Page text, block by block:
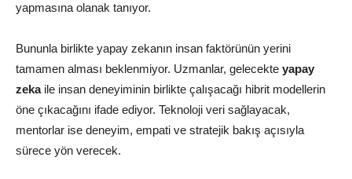
yapmasına olanak tanıyor.
Bununla birlikte yapay zekanın insan faktörünün yerini
tamamen alması beklenmiyor. Uzmanlar, gelecekte yapay
zekaile insan deneyiminin birlikte çalışacağı hibrit modellerin
öne çıkacağını ifade ediyor. Teknoloji veri sağlayacak,
mentorlar ise deneyim, empati ve stratejik bakış açısıyla
sürece yön verecek.